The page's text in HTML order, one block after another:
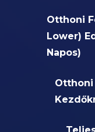
Otthoni
Lower)
Napos)
Otthoni